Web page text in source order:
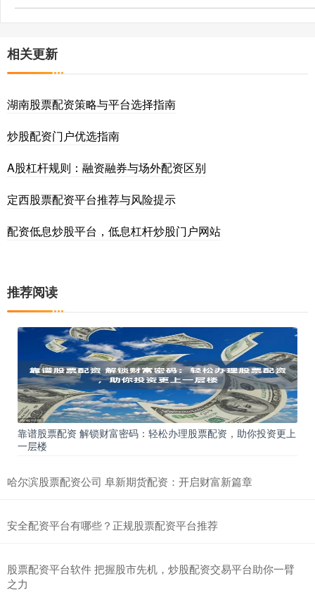
相关更新
湖南股票配资策略与平台选择指南
炒股配资门户优选指南
A股杠杆规则：融资融券与场外配资区别
定西股票配资平台推荐与风险提示
配资低息炒股平台，低息杠杆炒股门户网站
推荐阅读
靠谱股票配资 解锁财富密码：轻松办理股票配资，助你投资更上
一层楼
哈尔滨股票配资公司 阜新期货配资：开启财富新篇章
安全配资平台有哪些？正规股票配资平台推荐
股票配资平台软件 把握股市先机，炒股配资交易平台助你一臂
之力